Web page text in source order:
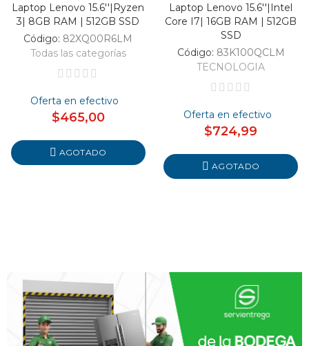
Laptop Lenovo 15.6''|Ryzen
3| 8GB RAM | 512GB SSD
Código: 82XQ00R6LM
Todas las categorías
Oferta en efectivo
$465,00
AGOTADO
Laptop Lenovo 15.6''|Intel
Core I7| 16GB RAM | 512GB
SSD
Código: 83K100QCLM
TECNOLOGIA
Oferta en efectivo
$724,99
AGOTADO